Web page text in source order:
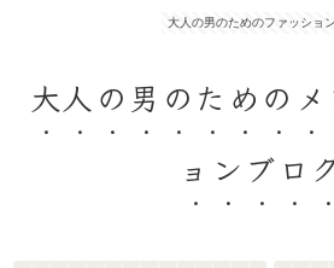
大人の男のためのファッショ
大人の男のための
ョンブロ